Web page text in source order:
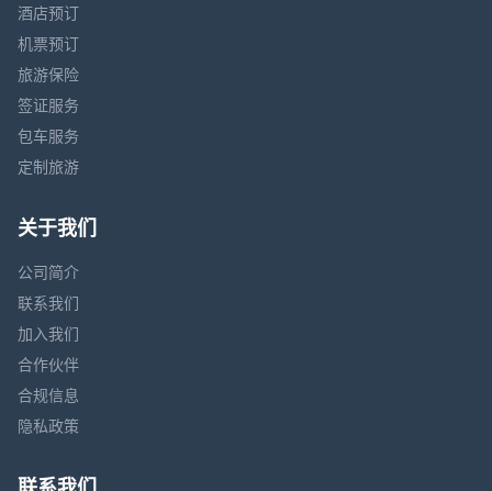
酒店预订
机票预订
旅游保险
签证服务
包车服务
定制旅游
关于我们
公司简介
联系我们
加入我们
合作伙伴
合规信息
隐私政策